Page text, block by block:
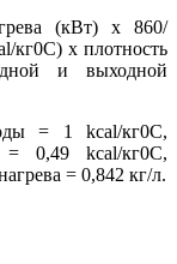
(кВт) х 860/
кг0С) х плотность
и выходной
= 1 kcal/кг0С,
= 0,49 kcal/кг0С,
= 0,842 кг/л.